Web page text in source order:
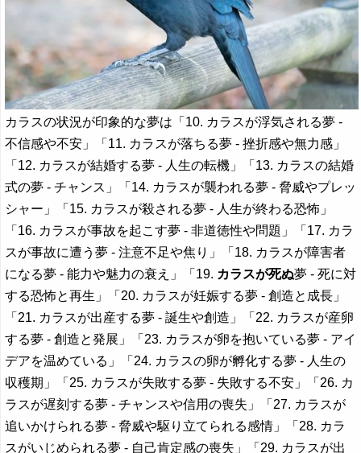
カラスの状況が印象的な夢は「10. カラスが浮気される夢 -
不信感や不安」「11. カラスが落ちる夢 - 挫折感や無力感」
「12. カラスが結婚する夢 - 人生の転機」「13. カラスの結婚
式の夢 - チャンス」「14. カラスが襲われる夢 - 脅威やプレッ
シャー」「15. カラスが殺される夢 - 人生が終わる恐怖」
「16. カラスが事故を起こす夢 - 非道徳性や問題」「17. カラ
スが事故に遭う夢 - 注意不足や焦り」「18. カラスが障害者
になる夢 - 能力や魅力の衰え」「19. カラスが死ぬ夢 - 死に対
する恐怖と再生」「20. カラスが妊娠する夢 - 創造と成長」
「21. カラスが出産する夢 - 誕生や創造」「22. カラスが産卵
する夢 - 創造と発展」「23. カラスが卵を抱いている夢 - アイ
デアを温めている」「24. カラスの卵が孵化する夢 - 人生の
収穫期」「25. カラスが失敗する夢 - 失敗する不安」「26. カ
ラスが遅刻する夢 - チャンスや信用の喪失」「27. カラスが
追いかけられる夢 - 脅威や駆り立てられる感情」「28. カラ
スがいじめられる夢 - 自己肯定感の喪失」「29. カラスが出